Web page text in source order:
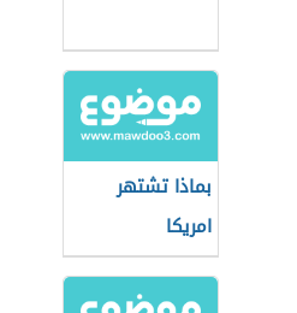
بماذا تشتهر
امريكا